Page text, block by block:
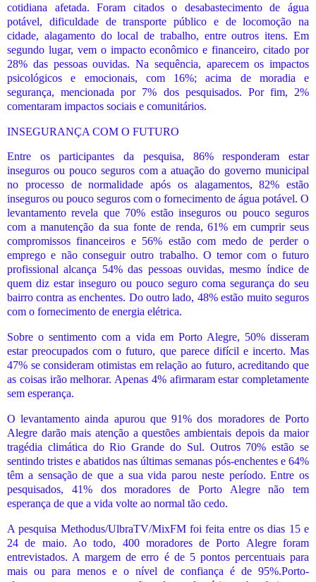
cotidiana afetada. Foram citados o desabastecimento de água
potável, dificuldade de transporte público e de locomoção na
cidade, alagamento do local de trabalho, entre outros itens. Em
segundo lugar, vem o impacto econômico e financeiro, citado por
28% das pessoas ouvidas. Na sequência, aparecem os impactos
psicológicos e emocionais, com 16%; acima de moradia e
segurança, mencionada por 7% dos pesquisados. Por fim, 2%
comentaram impactos sociais e comunitários.
INSEGURANÇA COM O FUTURO
Entre os participantes da pesquisa, 86% responderam estar
inseguros ou pouco seguros com a atuação do governo municipal
no processo de normalidade após os alagamentos, 82% estão
inseguros ou pouco seguros com o fornecimento de água potável. O
levantamento revela que 70% estão inseguros ou pouco seguros
com a manutenção da sua fonte de renda, 61% em cumprir seus
compromissos financeiros e 56% estão com medo de perder o
emprego e não conseguir outro trabalho. O temor com o futuro
profissional alcança 54% das pessoas ouvidas, mesmo índice de
quem diz estar inseguro ou pouco seguro coma segurança do seu
bairro contra as enchentes. Do outro lado, 48% estão muito seguros
com o fornecimento de energia elétrica.
Sobre o sentimento com a vida em Porto Alegre, 50% disseram
estar preocupados com o futuro, que parece difícil e incerto. Mas
47% se consideram otimistas em relação ao futuro, acreditando que
as coisas irão melhorar. Apenas 4% afirmaram estar completamente
sem esperança.
O levantamento ainda apurou que 91% dos moradores de Porto
Alegre darão mais atenção a questões ambientais depois da maior
tragédia climática do Rio Grande do Sul. Outros 70% estão se
sentindo tristes e abatidos nas últimas semanas pós-enchentes e 64%
têm a sensação de que a sua vida parou neste período. Entre os
pesquisados, 41% dos moradores de Porto Alegre não tem
esperança de que a vida volte ao normal tão cedo.
A pesquisa Methodus/UlbraTV/MixFM foi feita entre os dias 15 e
24 de maio. Ao todo, 400 moradores de Porto Alegre foram
entrevistados. A margem de erro é de 5 pontos percentuais para
mais ou para menos e o nível de confiança é de 95%.Porto-